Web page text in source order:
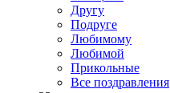
Другу
Подруге
Любимому
Любимой
Прикольные
Все поздравления